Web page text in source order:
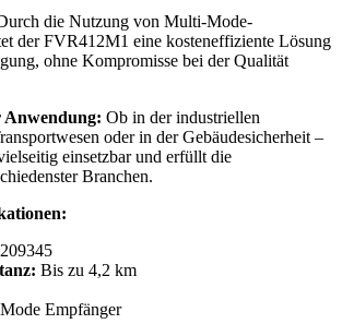
die Nutzung von Multi-Mode-
der FVR412M1 eine kosteneffiziente Lösung
ohne Kompromisse bei der Qualität
Ob in der industriellen
oder in der Gebäudesicherheit –
einsetzbar und erfüllt die
Branchen.
209345
Bis zu 4,2 km
Empfänger